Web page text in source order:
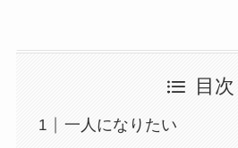
目次
一人になりたい